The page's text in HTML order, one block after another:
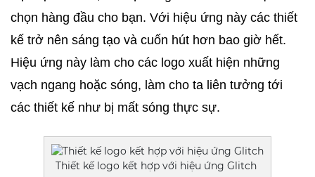
chọn hàng đầu cho bạn. Với hiệu ứng này các thiết
kế trở nên sáng tạo và cuốn hút hơn bao giờ hết.
Hiệu ứng này làm cho các logo xuất hiện những
vạch ngang hoặc sóng, làm cho ta liên tưởng tới
các thiết kế như bị mất sóng thực sự.
Thiết kế logo kết hợp với hiệu ứng Glitch